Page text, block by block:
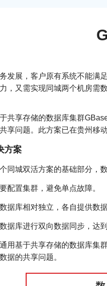
发展，客户原有系统不能满
，又需实现同城两个机房需
共享存储的数据库集群
享问题。此方案已在贵州移
方案
同城双活方案的基础部分，
配置集群，避免单点故障。
据库相对独立，各自提供数据
据库进行双向数据同步，达
用基于共享存储的数据库集
据的共享问题。